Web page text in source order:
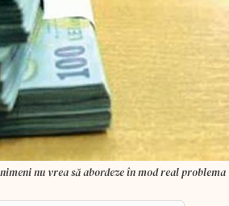
nu vrea să abordeze în mod real problema